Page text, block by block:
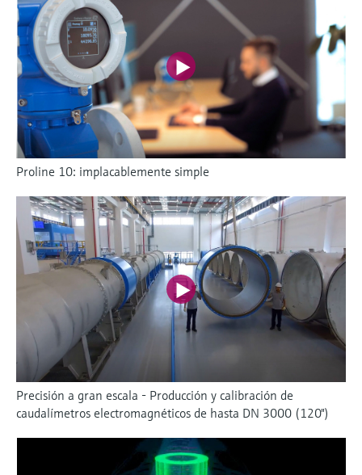
Proline 10: implacablemente simple
Precisión a gran escala - Producción y calibración de
caudalímetros electromagnéticos de hasta DN 3000 (120")